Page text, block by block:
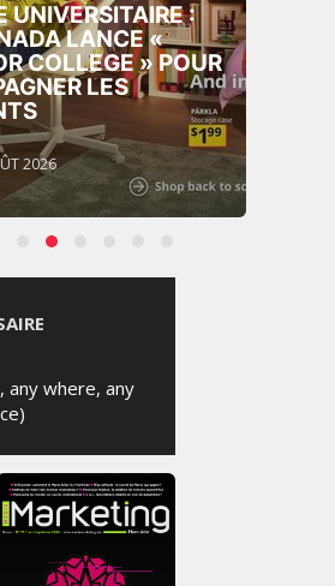
CÉLÈBRE
DES ÉMIRATS
UNE LIVRÉE SPÉCIALE
SES AVIONS
5 AOÛT 2026
any where, any